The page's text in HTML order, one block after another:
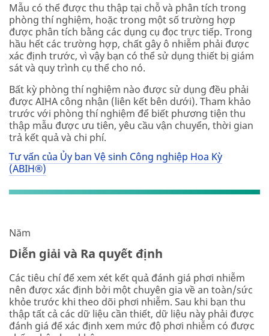
Mẫu có thể được thu thập tại chỗ và phân tích trong
phòng thí nghiệm, hoặc trong một số trường hợp
được phân tích bằng các dụng cụ đọc trực tiếp. Trong
hầu hết các trường hợp, chất gây ô nhiễm phải được
xác định trước, vì vậy bạn có thể sử dụng thiết bị giám
sát và quy trình cụ thể cho nó.
Bất kỳ phòng thí nghiệm nào được sử dụng đều phải
được AIHA công nhận (liên kết bên dưới). Tham khảo
trước với phòng thí nghiệm để biết phương tiện thu
thập mẫu được ưu tiên, yêu cầu vận chuyển, thời gian
trả kết quả và chi phí.
Tư vấn của Ủy ban Vệ sinh Công nghiệp Hoa Kỳ
(ABIH®)
Năm
Diễn giải và Ra quyết định
Các tiêu chí để xem xét kết quả đánh giá phơi nhiễm
nên được xác định bởi một chuyên gia về an toàn/sức
khỏe trước khi theo dõi phơi nhiễm. Sau khi bạn thu
thập tất cả các dữ liệu cần thiết, dữ liệu này phải được
đánh giá để xác định xem mức độ phơi nhiễm có được